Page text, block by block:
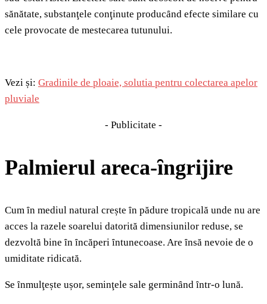
sănătate, substanţele conţinute producȃnd efecte similare cu
cele provocate de mestecarea tutunului.
Vezi și: Gradinile de ploaie, solutia pentru colectarea apelor
pluviale
- Publicitate -
Palmierul areca-ȋngrijire
Cum ȋn mediul natural crește ȋn pădure tropicală unde nu are
acces la razele soarelui datorită dimensiunilor reduse, se
dezvoltă bine ȋn ȋncăperi ȋntunecoase. Are ȋnsă nevoie de o
umiditate ridicată.
Se ȋnmulţește ușor, seminţele sale germinȃnd ȋntr-o lună.